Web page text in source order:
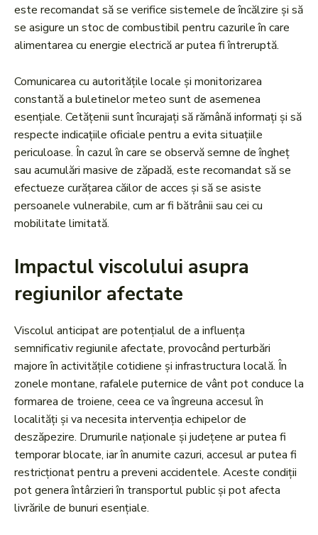
este recomandat să se verifice sistemele de încălzire și să
se asigure un stoc de combustibil pentru cazurile în care
alimentarea cu energie electrică ar putea fi întreruptă.
Comunicarea cu autoritățile locale și monitorizarea
constantă a buletinelor meteo sunt de asemenea
esențiale. Cetățenii sunt încurajați să rămână informați și să
respecte indicațiile oficiale pentru a evita situațiile
periculoase. În cazul în care se observă semne de îngheț
sau acumulări masive de zăpadă, este recomandat să se
efectueze curățarea căilor de acces și să se asiste
persoanele vulnerabile, cum ar fi bătrânii sau cei cu
mobilitate limitată.
Impactul viscolului asupra
regiunilor afectate
Viscolul anticipat are potențialul de a influența
semnificativ regiunile afectate, provocând perturbări
majore în activitățile cotidiene și infrastructura locală. În
zonele montane, rafalele puternice de vânt pot conduce la
formarea de troiene, ceea ce va îngreuna accesul în
localități și va necesita intervenția echipelor de
deszăpezire. Drumurile naționale și județene ar putea fi
temporar blocate, iar în anumite cazuri, accesul ar putea fi
restricționat pentru a preveni accidentele. Aceste condiții
pot genera întârzieri în transportul public și pot afecta
livrările de bunuri esențiale.